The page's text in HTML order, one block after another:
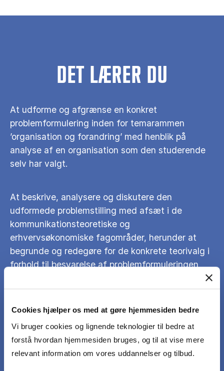
Cookies hjælper os med at gøre hjemmesiden bedre
Vi bruger cookies og lignende teknologier til bedre at
forstå hvordan hjemmesiden bruges, og til at vise mere
relevant information om vores uddannelser og tilbud.
DET LÆRER DU
At udforme og afgrænse en konkret
problemformulering inden for temarammen
’organisation og forandring’ med henblik på
analyse af en organisation som den studerende
selv har valgt.
At beskrive, analysere og diskutere den
udformede problemstilling med afsæt i de
kommunikationsteoretiske og
erhvervsøkonomiske fagområder, herunder at
begrunde og redegøre for de konkrete teorivalg i
forhold til besvarelse af problemformuleringen
samt anvende dem i konkrete, empiriske analyser.
At udvælge og analysere samt vurdere
pålideligheden af empiri samt begrunde
relevansen heraf i forhold til projektets
problemstilling og den specificerede organisation.